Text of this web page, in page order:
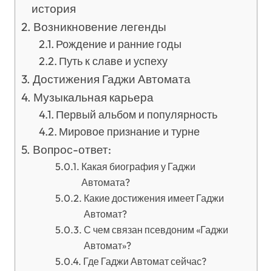
история
Возникновение легенды
Рождение и ранние годы
Путь к славе и успеху
Достижения Гаджи Автомата
Музыкальная карьера
Первый альбом и популярность
Мировое признание и турне
Вопрос-ответ:
Какая биография у Гаджи
Автомата?
Какие достижения имеет Гаджи
Автомат?
С чем связан псевдоним «Гаджи
Автомат»?
Где Гаджи Автомат сейчас?